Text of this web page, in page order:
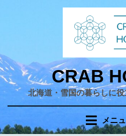
ツ
へ
移
動
CRAB
北海道・雪国の暮らしに
メニ